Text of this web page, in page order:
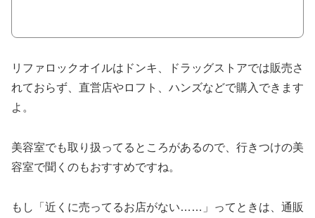
リファロックオイルはドンキ、ドラッグストアでは販売さ
れておらず、直営店やロフト、ハンズなどで購入できます
よ。
美容室でも取り扱ってるところがあるので、行きつけの美
容室で聞くのもおすすめですね。
もし「近くに売ってるお店がない……」ってときは、通販